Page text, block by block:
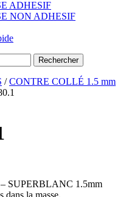
ADHESIF
NON ADHESIF
/CONTRE COLLÉ 1.5 mm
SUPERBLANC 1.5mm
dans la masse.